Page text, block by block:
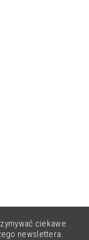
ciekawe
newslettera.